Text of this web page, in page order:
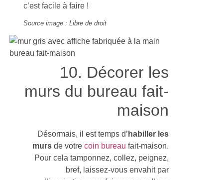
c’est facile à faire !
Source image : Libre de droit
10. Décorer les
murs du bureau fait-
maison
Désormais, il est temps d’ habiller les
murs de votrecoin bureau fait-maison.
Pour cela tamponnez, collez, peignez,
bref, laissez-vous envahit par